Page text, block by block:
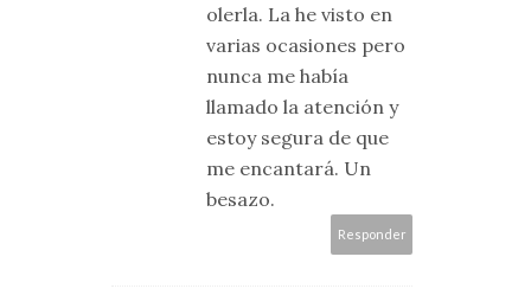
olerla. La he visto en
varias ocasiones pero
nunca me había
llamado la atención y
estoy segura de que
me encantará. Un
besazo.
Responder